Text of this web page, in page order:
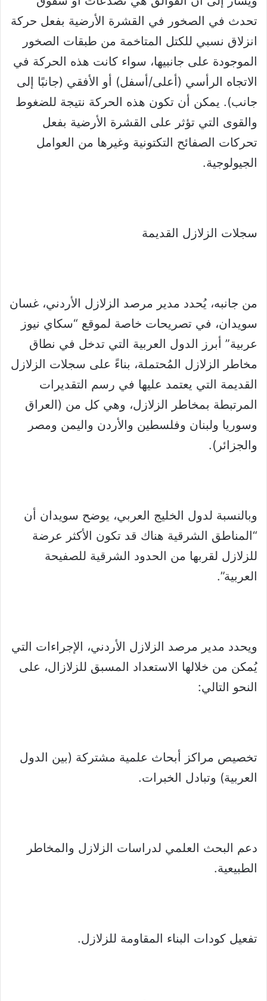
تحدث في الصخور في القشرة الأرضية بفعل حركة
انزلاق نسبي للكتل المتاخمة من طبقات الصخور
الموجودة على جانبيها، سواء كانت هذه الحركة في
الاتجاه الرأسي (أعلى/أسفل) أو الأفقي (جانبًا إلى
جانب). يمكن أن تكون هذه الحركة نتيجة للضغوط
والقوى التي تؤثر على القشرة الأرضية بفعل
تحركات الصفائح التكتونية وغيرها من العوامل
الجيولوجية.
سجلات الزلازل القديمة
من جانبه، يُحدد مدير مرصد الزلازل الأردني، غسان
سويدان، في تصريحات خاصة لموقع “سكاي نيوز
عربية” أبرز الدول العربية التي تدخل في نطاق
مخاطر الزلازل المُحتملة، بناءً على سجلات الزلازل
القديمة التي يعتمد عليها في رسم التقديرات
المرتبطة بمخاطر الزلازل، وهي كل من (العراق
وسوريا ولبنان وفلسطين والأردن واليمن ومصر
والجزائر).
وبالنسبة لدول الخليج العربي، يوضح سويدان أن
“المناطق الشرقية هناك قد تكون الأكثر عرضة
للزلازل لقربها من الحدود الشرقية للصفيحة
العربية”.
ويحدد مدير مرصد الزلازل الأردني، الإجراءات التي
يُمكن من خلالها الاستعداد المسبق للزلازال، على
النحو التالي:
تخصيص مراكز أبحاث علمية مشتركة (بين الدول
العربية) وتبادل الخبرات.
دعم البحث العلمي لدراسات الزلازل والمخاطر
الطبيعية.
تفعيل كودات البناء المقاومة للزلازل.